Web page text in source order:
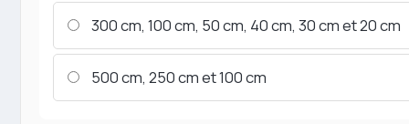
300 cm, 100 cm, 50 cm, 40 cm, 30 cm et 20 cm
500 cm, 250 cm et 100 cm